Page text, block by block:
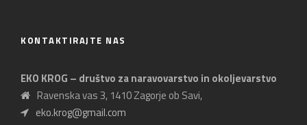
KONTAKTIRAJTE NAS
EKO KROG – društvo za naravovarstvo in okoljevarstvo
Ravenska vas 3, 1410 Zagorje ob Savi,
eko.krog@gmail.com